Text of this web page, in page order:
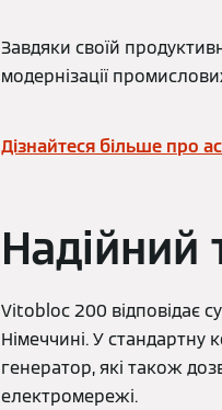
Завдяки своїй
модернізації
Дізнайтеся більше про
Надійний
Vitobloc 200 відповідає
Німеччині. У стандартну
генератор, які також
електромережі.